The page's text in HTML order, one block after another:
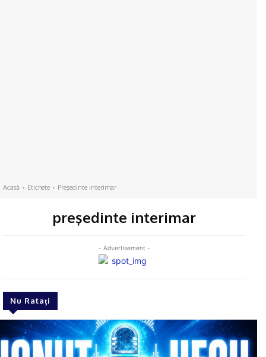
Acasă Etichete Preşedinte interimar
preşedinte interimar
- Advertisement -
Nu Rataţi